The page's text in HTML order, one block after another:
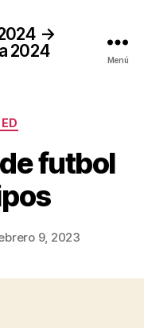
→
2024
Menú
futbol
9, 2023